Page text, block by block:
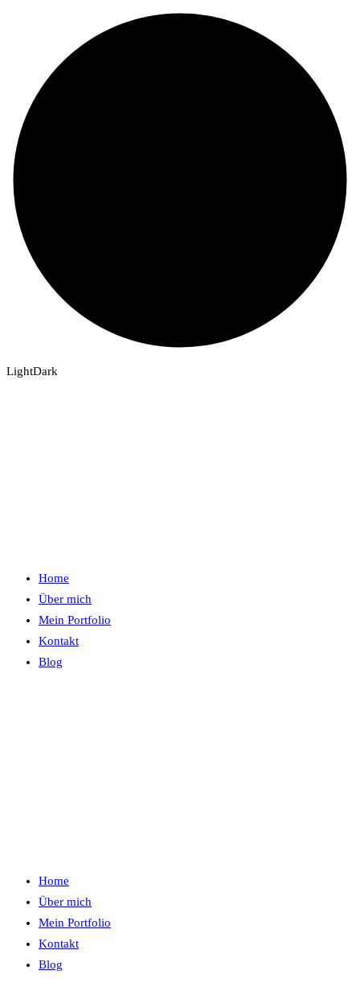
LightDark
Home
Über mich
Mein Portfolio
Kontakt
Blog
Home
Über mich
Mein Portfolio
Kontakt
Blog